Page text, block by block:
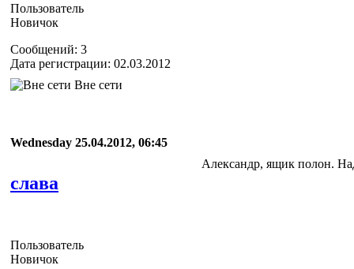
Пользователь
Новичок
Сообщений: 3
Дата регистрации: 02.03.2012
Вне сети
Wednesday 25.04.2012, 06:45
слава
Пользователь
Новичок
Александр, ящик полон.